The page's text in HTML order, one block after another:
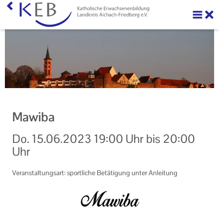
Mawiba
Do. 15.06.2023 19:00 Uhr bis 20:00
Uhr
Veranstaltungsart: sportliche Betätigung unter Anleitung
Ihre Förderung beantragen
Veranstaltungen
Neuigkeiten
Machen Sie mit!